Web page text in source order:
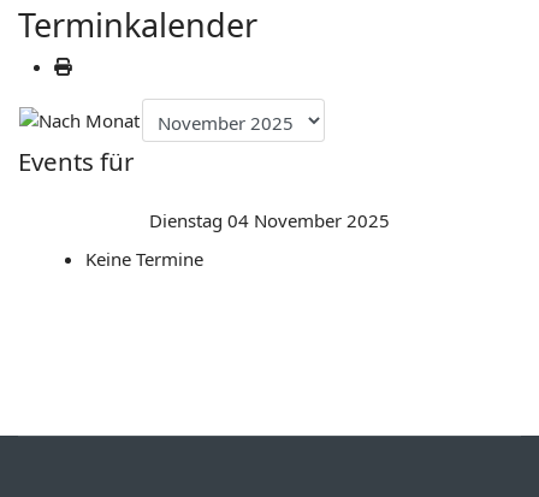
Terminkalender
Events für
Dienstag 04 November 2025
Keine Termine